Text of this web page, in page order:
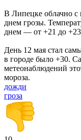
В Липецке облачно с
днем грозы.
днем — от +21 до +23
День 12 мая стал
в городе было +30.
метеонаблюдений
мороза.
дожди
гроза